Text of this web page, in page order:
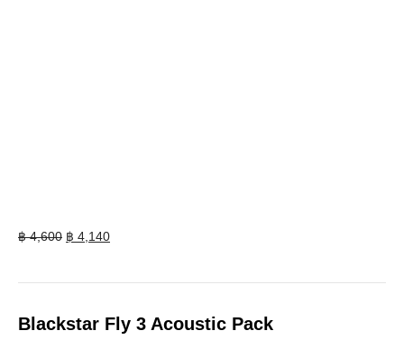
฿4,600 Original
฿ 4,140Current
Blackstar Fly 3 Acoustic Pack